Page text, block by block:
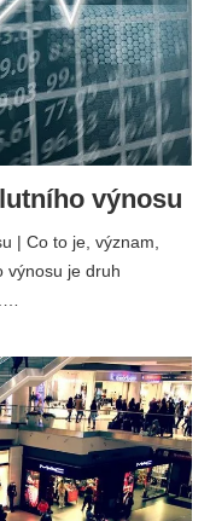
výnosu
| Co to je, význam,
výnosu je druh